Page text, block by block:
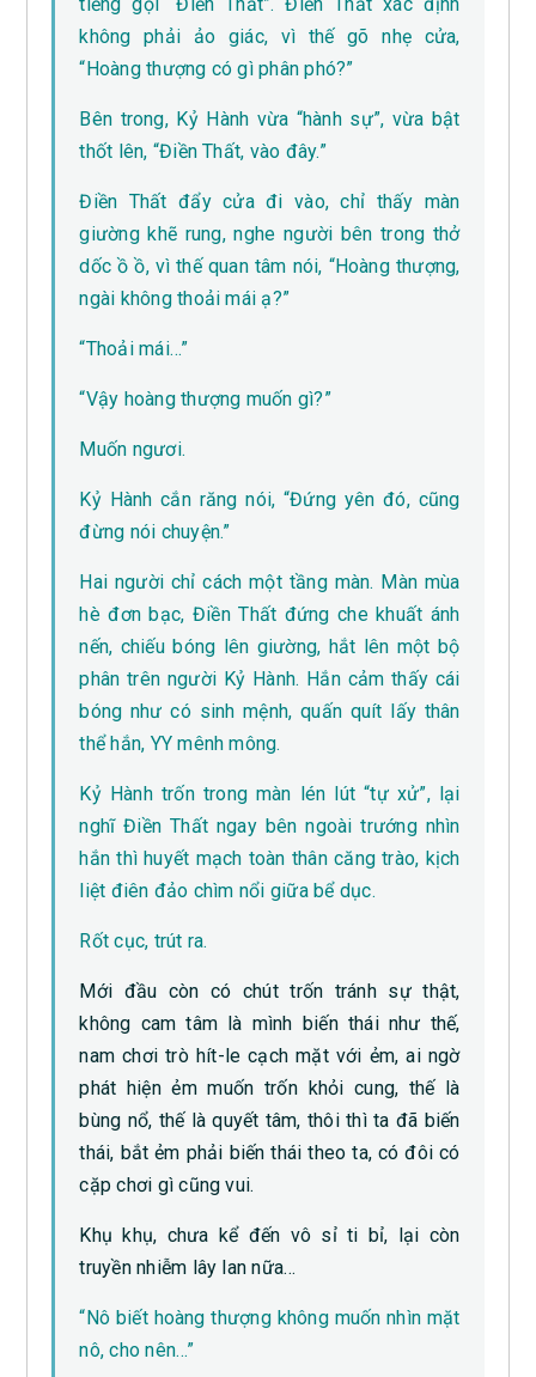
không phải ảo giác, vì thế gõ nhẹ cửa,
“Hoàng thượng có gì phân phó?”
Bên trong, Kỷ Hành vừa “hành sự”, vừa bật
thốt lên, “Điền Thất, vào đây.”
Điền Thất đẩy cửa đi vào, chỉ thấy màn
giường khẽ rung, nghe người bên trong thở
dốc ồ ồ, vì thế quan tâm nói, “Hoàng thượng,
ngài không thoải mái ạ?”
“Thoải mái…”
“Vậy hoàng thượng muốn gì?”
Muốn ngươi.
Kỷ Hành cắn răng nói, “Đứng yên đó, cũng
đừng nói chuyện.”
Hai người chỉ cách một tầng màn. Màn mùa
hè đơn bạc, Điền Thất đứng che khuất ánh
nến, chiếu bóng lên giường, hắt lên một bộ
phân trên người Kỷ Hành. Hắn cảm thấy cái
bóng như có sinh mệnh, quấn quít lấy thân
thể hắn, YY mênh mông.
Kỷ Hành trốn trong màn lén lút “tự xử”, lại
nghĩ Điền Thất ngay bên ngoài trướng nhìn
hắn thì huyết mạch toàn thân căng trào, kịch
liệt điên đảo chìm nổi giữa bể dục.
Rốt cục, trút ra.
Mới đầu còn có chút trốn tránh sự thật,
không cam tâm là mình biến thái như thế,
nam chơi trò hít-le cạch mặt với ẻm, ai ngờ
phát hiện ẻm muốn trốn khỏi cung, thế là
bùng nổ, thế là quyết tâm, thôi thì ta đã biến
thái, bắt ẻm phải biến thái theo ta, có đôi có
cặp chơi gì cũng vui.
Khụ khụ, chưa kể đến vô sỉ ti bỉ, lại còn
truyền nhiễm lây lan nữa…
“Nô biết hoàng thượng không muốn nhìn mặt
nô, cho nên…”